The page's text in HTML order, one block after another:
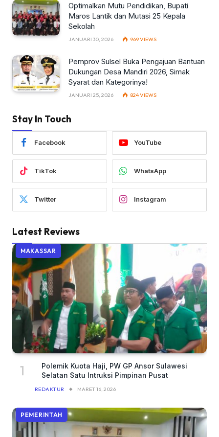
Optimalkan Mutu Pendidikan, Bupati
Maros Lantik dan Mutasi 25 Kepala
Sekolah
JANUARI 30, 2026 969VIEWS
Pemprov Sulsel Buka Pengajuan Bantuan
Dukungan Desa Mandiri 2026, Simak
Syarat dan Kategorinya!
JANUARI 25, 2026 824VIEWS
Stay In Touch
Facebook YouTube
TikTok WhatsApp
Twitter Instagram
Latest Reviews
MAKASSAR
Polemik Kuota Haji, PW GP Ansor Sulawesi
Selatan Satu Intruksi Pimpinan Pusat
REDAKTUR MARET 16, 2026
PEMERINTAH